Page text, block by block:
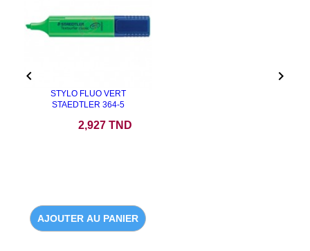
STYLO FLUO VERT
STAEDTLER 364-5
2,927 TND
AJOUTER AU PANIER
 